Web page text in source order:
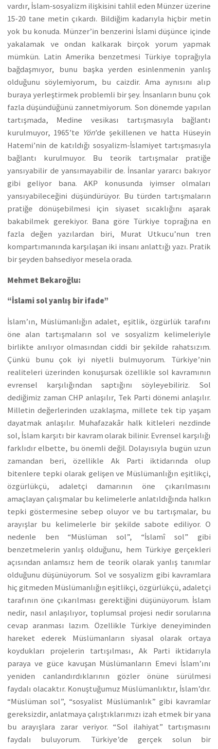
vardır, İslam-sosyalizm ilişkisini tahlil eden Münzer üzerine
15-20 tane metin çıkardı. Bildiğim kadarıyla hiçbir metin
yok bu konuda. Münzer’in benzerini İslami düşünce içinde
yakalamak ve ondan kalkarak birçok yorum yapmak
mümkün. Latin Amerika benzetmesi Türkiye toprağıyla
bağdaşmıyor, bunu başka yerden esinlenmenin yanlış
olduğunu söylemiyorum, bu caizdir. Ama aynısını alıp
buraya yerleştirmek problemli bir şey. İnsanların bunu çok
fazla düşündüğünü zannetmiyorum. Son dönemde yapılan
tartışmada, Medine vesikası tartışmasıyla bağlantı
kurulmuyor, 1965’te Yön’de şekillenen ve hatta Hüseyin
Hatemi’nin de katıldığı sosyalizm-İslamiyet tartışmasıyla
bağlantı kurulmuyor. Bu teorik tartışmalar pratiğe
yansıyabilir de yansımayabilir de. İnsanlar yararcı bakıyor
gibi geliyor bana. AKP konusunda iyimser olmaları
yansıyabileceğini düşündürüyor. Bu türden tartışmaların
pratiğe dönüşebilmesi için siyaset sıcaklığını aşarak
bakabilmek gerekiyor. Bana göre Türkiye toprağına en
fazla değen yazılardan biri, Murat Utkucu’nun tren
kompartımanında karşılaşan iki insanı anlattığı yazı. Pratik
bir şeyden bahsediyor mesela orada.
Mehmet Bekaroğlu:
“İslami sol yanlış bir ifade”
İslam’ın, Müslümanlığın adalet, eşitlik, özgürlük tarafını
öne alan tartışmaların sol ve sosyalizm kelimeleriyle
birlikte anılıyor olmasından ciddi bir şekilde rahatsızım.
Çünkü bunu çok iyi niyetli bulmuyorum. Türkiye’nin
realiteleri üzerinden konuşursak özellikle sol kavramının
evrensel karşılığından saptığını söyleyebiliriz. Sol
dediğimiz zaman CHP anlaşılır, Tek Parti dönemi anlaşılır.
Milletin değerlerinden uzaklaşma, millete tek tip yaşam
dayatmak anlaşılır. Muhafazakâr halk kitleleri nezdinde
sol, İslam karşıtı bir kavram olarak bilinir. Evrensel karşılığı
farklıdır elbette, bu önemli değil. Dolayısıyla bugün uzun
zamandan beri, özellikle Ak Parti iktidarında olup
bitenlere tepki olarak gelişen ve Müslümanlığın eşitlikçi,
özgürlükçü, adaletçi damarının öne çıkarılmasını
amaçlayan çalışmalar bu kelimelerle anlatıldığında halkın
tepki göstermesine sebep oluyor ve bu tartışmalar, bu
arayışlar bu kelimelerle bir şekilde sabote ediliyor. O
nedenle ben “Müslüman sol”, “İslamî sol” gibi
benzetmelerin yanlış olduğunu, hem Türkiye gerçekleri
açısından anlamsız hem de teorik olarak yanlış tanımlar
olduğunu düşünüyorum. Sol ve sosyalizm gibi kavramlara
hiç gitmeden Müslümanlığın eşitlikçi, özgürlükçü, adaletçi
tarafının öne çıkarılması gerektiğini düşünüyorum. İslam
nedir, nasıl anlaşılıyor, toplumsal projesi nedir sorularına
cevap aranması lazım. Özellikle Türkiye deneyiminden
hareket ederek Müslümanların siyasal olarak ortaya
koydukları projelerin tartışılması, Ak Parti iktidarıyla
paraya ve güce kavuşan Müslümanların Emevi İslam’ını
yeniden canlandırdıklarının gözler önüne sürülmesi
faydalı olacaktır. Konuştuğumuz Müslümanlıktır, İslam’dır.
“Müslüman sol”, “sosyalist Müslümanlık” gibi kavramlar
gereksizdir, anlatmaya çalıştıklarımızı izah etmek bir yana
bu arayışlara zarar veriyor. “Sol ilahiyat” tartışmasını
faydalı buluyorum. Türkiye’de gerçek solun bir